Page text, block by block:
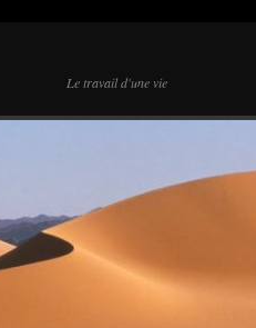
Le travail d'une vie